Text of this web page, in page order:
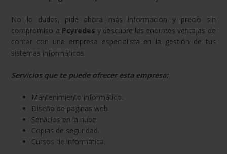
No lo dudes, pide ahora más información y precio sin
compromiso a Pcyredes y descubre las enormes ventajas de
contar con una empresa especialista en la gestión de tus
sistemas informáticos.
Servicios que te puede ofrecer esta empresa:
Mantenimiento informático.
Diseño de páginas web.
Servicios en la nube.
Copias de seguridad.
Cursos de informática.